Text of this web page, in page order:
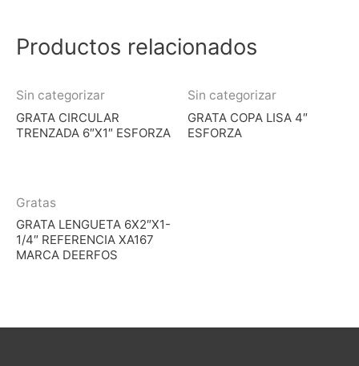
Productos relacionados
Sin categorizar
GRATA CIRCULAR
TRENZADA 6″X1″ ESFORZA
Sin categorizar
GRATA COPA LISA 4″
ESFORZA
Gratas
GRATA LENGUETA 6X2″X1-
1/4″ REFERENCIA XA167
MARCA DEERFOS